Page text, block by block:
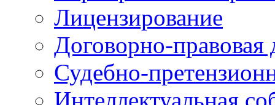
Лицензирование
Договорно-правовая
Судебно-
Интеллектуальная